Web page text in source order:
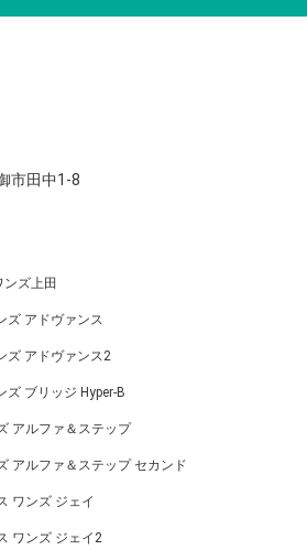
市田中1-8
ズ上田
ズ アドヴァンス
ズ アドヴァンス2
ズ ブリッジ Hyper-B
アルファ＆ステップ
アルファ＆ステップ セカンド
ワンズ ジェイ
ワンズ ジェイ2